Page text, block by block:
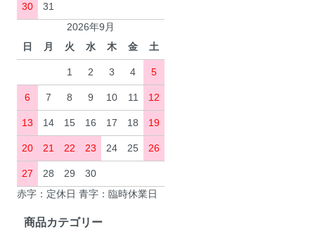
30
31
2026年9月
日
月 火 水 木 金 土
1 2 3 4 5
6 7 8 9 10 11 12
13 14 15 16 17 18 19
20 21 22 23 24 25 26
27 28 29
30
赤字：定休日 青字：臨時休業日
商品カテゴリー